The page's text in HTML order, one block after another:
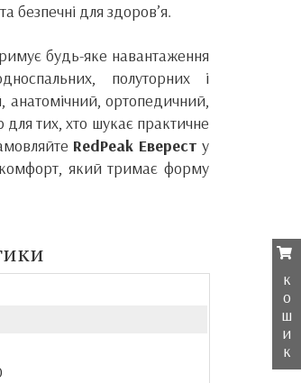
безпечні для здоров’я.
будь-яке навантаження
полуторних і
анатомічний, ортопедичний,
тих, хто шукає практичне
RedPeak Еверест у
який тримає форму
к
о
ш
и
к